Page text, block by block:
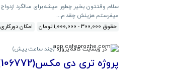
میفرستم هزینش چقد م...
حقوق 300,000 - 1,000,000 تومان
امکان دورکاری
در وبسایت کافه پروژه (چند ساعت پیش)
پروژه تری دی مکس(106772)